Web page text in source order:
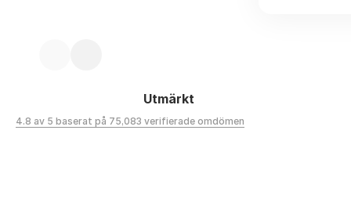
Utmärkt
4.8 av 5 baserat på 75,083 verifierade omdömen